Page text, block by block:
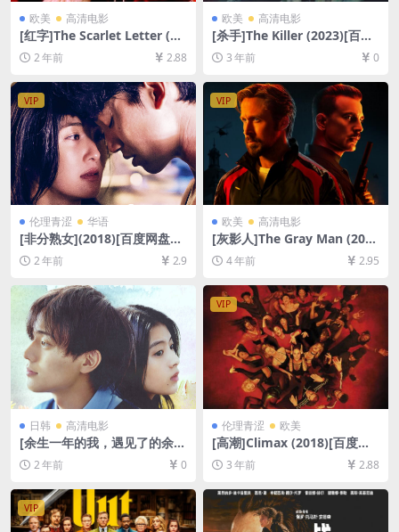
欧美 高清电影
[红字]The Scarlet Letter (19
95)[百度网盘+夸克网盘1080P
超清未删减资源][网盘在线播
幕]
2 年前 2.88
欧美 高清电影
[杀手]The Killer (2023)[百度
网盘+夸克网盘1080P超清未
删减资源][网盘在线播放/下
3 年前 0
VIP
伦理青涩 华语
[非分熟女](2018)[百度网盘
+夸克网盘1080P超清未删减
资源][网盘在线播放/下载][MP
4/7GB][粤语中字]
2 年前 2.9
VIP
欧美 高清电影
[灰影人]The Gray Man (202
2)[百度网盘+迅雷云盘资源10
80P超清未删减][MP4/7GB]
[中英字幕]
4 年前 2.95
日韩 高清电影
[余生一年的我，遇见了的余生
半年的你的故事](2024)[百度
网盘+夸克网盘1080P超清未
删减资源][网盘在线播放/下
载][MP4/7.3GB][中文字幕]
2 年前 0
VIP
伦理青涩 欧美
[高潮]Climax (2018)[百度网
盘+夸克网盘1080P超清未删
减资源][网盘在线播放/下载]
[MP4/6GB][中文字幕]
3 年前 2.88
VIP